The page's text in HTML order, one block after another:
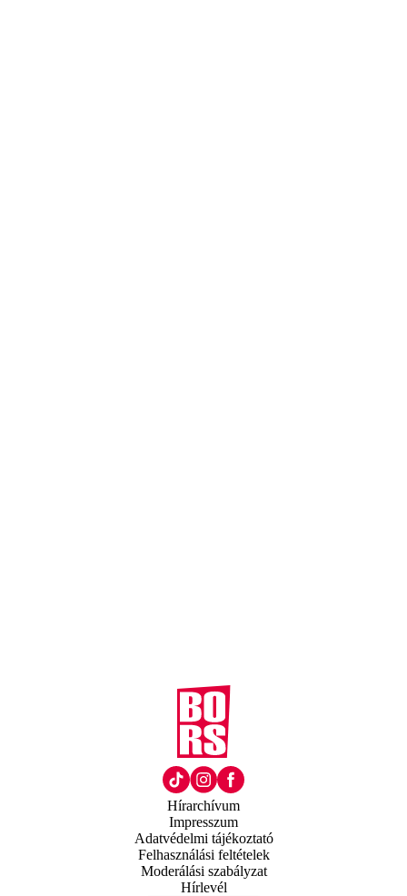
Hírarchívum
Impresszum
Adatvédelmi tájékoztató
Felhasználási feltételek
Moderálási szabályzat
Hírlevél